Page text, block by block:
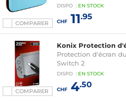
COMPARER
DISPO : EN STOCK
CHF11.95
COMPARER
Konix Protection
Protection d'écran
Switch 2
DISPO : EN STOCK
CHF4.50